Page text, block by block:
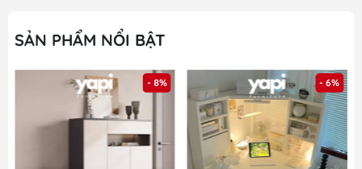
SẢN PHẨM NỔI BẬT
- 8% - 6%